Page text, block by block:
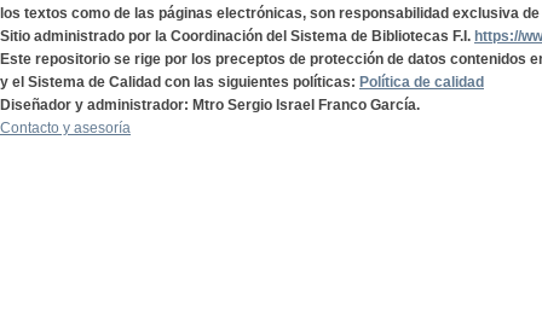
los textos como de las páginas electrónicas, son responsabilidad exclusiva
Sitio administrado por la Coordinación del Sistema de Bibliotecas F.I. https://
Este repositorio se rige por los preceptos de protección de datos contenidos
y el Sistema de Calidad con las siguientes políticas: Política de calidad
Diseñador y administrador: Mtro Sergio Israel Franco García.
Contacto y asesoría